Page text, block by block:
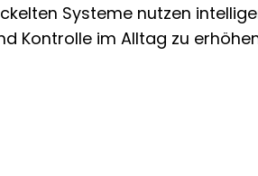
Systeme nutzen
Kontrolle im Alltag zu